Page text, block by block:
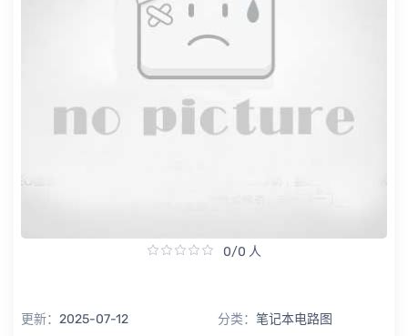
0/0 人
更新： 2025-07-12 分类： 笔记本电路图